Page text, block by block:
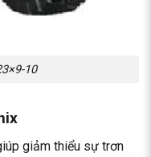
10
giảm thiểu sự trơn